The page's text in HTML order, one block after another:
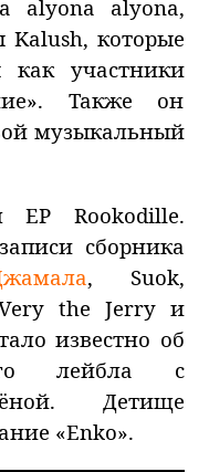
alyona alyona,
Kalush, которые
участники
Также он
музыкальный
ЕР Rookodille.
сборника
, Suok,
the Jerry и
известно об
лейбла с
Детище
«Enko».